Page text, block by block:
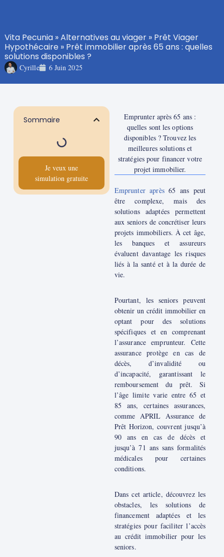
Vita Pecunia»Alternatives au viager» Prêt Viager
Hypothécaire» Prêt immobilier après 65 ans : quelles
solutions disponibles ?
Cyrille 6 Juin 2025
Sommaire
Je veux une
simulation gratuite
Emprunter après 65 ans :
quelles sont les options
disponibles ? Trouvez les
meilleures solutions et
stratégies pour financer votre
projet immobilier.
Emprunter après65 ans peut
être complexe, mais des
solutions adaptées permettent
aux seniors de concrétiser leurs
projets immobiliers. À cet âge,
les banques et assureurs
évaluent davantage les risques
liés à la santé et à la durée de
vie.
Pourtant, les seniors peuvent
obtenir un crédit immobilier en
optant pour des solutions
spécifiques et en comprenant
l’assurance emprunteur. Cette
assurance protège en cas de
décès, d’invalidité ou
d’incapacité, garantissant le
remboursement du prêt. Si
l’âge limite varie entre 65 et
85 ans, certaines assurances,
comme APRIL Assurance de
Prêt Horizon, couvrent jusqu’à
90 ans en cas de décès et
jusqu’à 71 ans sans formalités
médicales pour certaines
conditions.
Dans cet article, découvrez les
obstacles, les solutions de
financement adaptées et les
stratégies pour faciliter l’accès
au crédit immobilier pour les
seniors.